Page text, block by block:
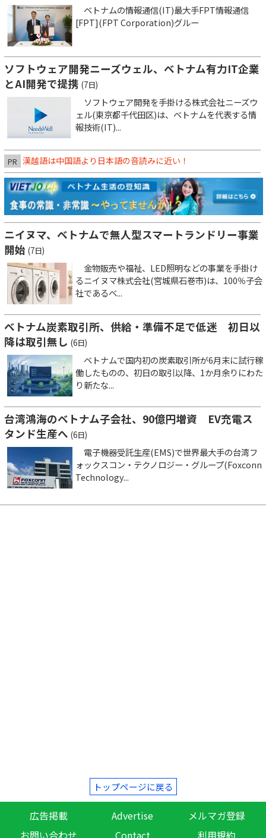
ベトナムの情報通信(IT)最大手FPT情報通信
[FPT](FPT Corporation)グルー
ソフトウェア開発ニーズウェル、ベトナム有力IT企業
とAI開発で提携 (7日)
ソフトウェア開発を手掛ける株式会社ニーズウ
ェル(東京都千代田区)は、ベトナムを代表する情
報技術(IT)...
PR 漢越語は中国語より日本語の音読みに近い！
ニイヌマ、ベトナムで無人型スマートランドリー事業
開始 (7日)
金物販売や福祉、LED照明などの事業を手掛け
るニイヌマ株式会社(宮城県石巻市)は、100％子会
社であるベ...
ベトナム炭素取引所、供給・準備不足で低迷 初日以
降は取引無し (6日)
ベトナムで国内初の炭素取引所が6月末に試行稼
働したものの、初日の取引以降、1か月余りにわた
り新たな...
台湾鴻海のベトナム子会社、90億円増資 EV充電ス
タンド生産へ (6日)
電子機器受託生産(EMS)で世界最大手の台湾フ
ォックスコン・テクノロジー・グループ(Foxconn
Technology...
トップページに戻る
広告掲載 Advertise
メルマガ登録
お問い合わせ
Contact 利用規約